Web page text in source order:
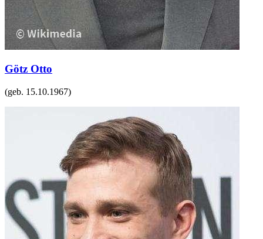
Götz Otto
(geb. 15.10.1967)